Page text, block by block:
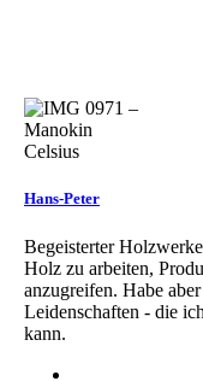
Hans-Peter
Begeisterter
Holz zu arbeiten,
anzugreifen. Habe
Leidenschaften - die
kann.